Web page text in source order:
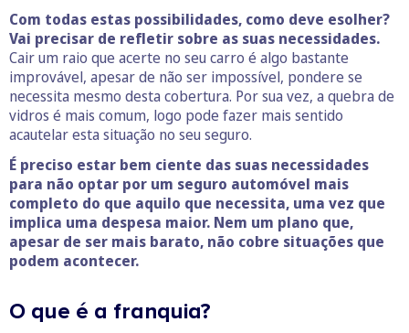
Com todas estas possibilidades, como deve esolher?
Vai precisar de refletir sobre as suas necessidades.
Cair um raio que acerte no seu carro é algo bastante
improvável, apesar de não ser impossível, pondere se
necessita mesmo desta cobertura. Por sua vez, a quebra de
vidros é mais comum, logo pode fazer mais sentido
acautelar esta situação no seu seguro.
É preciso estar bem ciente das suas necessidades
para não optar por um seguro automóvel mais
completo do que aquilo que necessita, uma vez que
implica uma despesa maior. Nem um plano que,
apesar de ser mais barato, não cobre situações que
podem acontecer.
O que é a franquia?